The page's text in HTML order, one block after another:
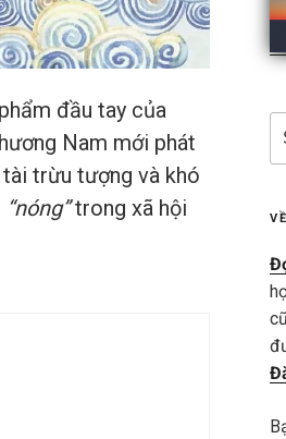
đầu tay của
Nam mới phát
trừu tượng và khó
“nóng”trong xã hội